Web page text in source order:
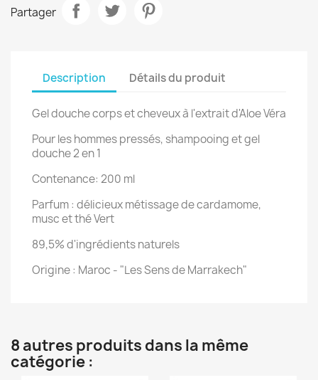
Partager
Description Détails du produit
Gel douche corps et cheveux à l'extrait d'Aloe Véra
Pour les hommes pressés, shampooing et gel
douche 2 en 1
Contenance: 200 ml
Parfum : délicieux métissage de cardamome,
musc et thé Vert
89,5% d'ingrédients naturels
Origine : Maroc - "Les Sens de Marrakech"
8 autres produits dans la même
catégorie :